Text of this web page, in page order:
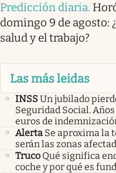
Predicción diaria.
domingo 9 de agosto:
salud y el trabajo?
Las más leidas
INSSUn jubilado
Seguridad Social.
euros de
Alerta Se aproxima la
serán las zonas
Truco Qué significa
coche y por qué es